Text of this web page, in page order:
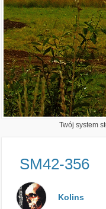
Twój system
SM42-356
Kolins